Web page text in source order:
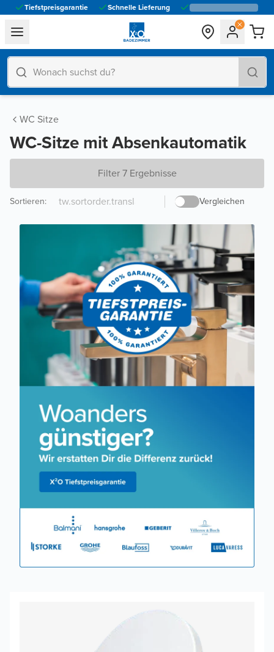
Tiefstpreisgarantie Schnelle Lieferung
general.navigation.toggle_menu.label
WC Sitze
WC-Sitze mit Absenkautomatik
Filter 7 Ergebnisse
Vergleichen
Sortieren: